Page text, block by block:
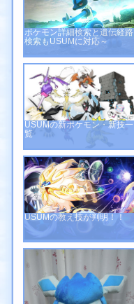
ポケモン詳細検索と遺伝経路
検索もUSUMに対応～
USUMの新ポケモン・新技一
覧
USUMの教え技が判明！！